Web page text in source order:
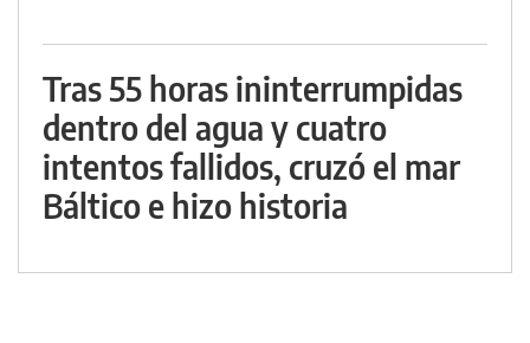
Tras 55 horas ininterrumpidas
dentro del agua y cuatro
intentos fallidos, cruzó el mar
Báltico e hizo historia